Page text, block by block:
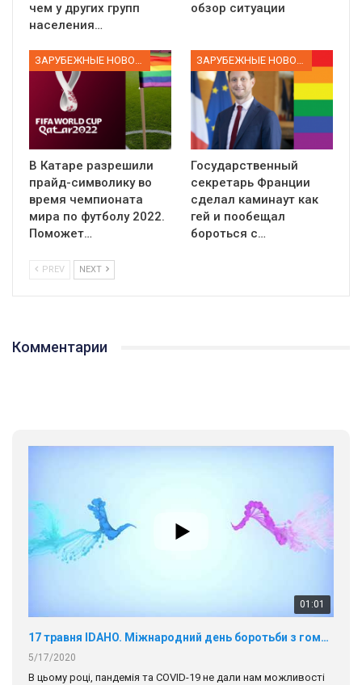
чем у других групп
населения…
обзор ситуации
ЗАРУБЕЖНЫЕ НОВОСТИ
В Катаре разрешили
прайд-символику во
время чемпионата
мира по футболу 2022.
Поможет…
ЗАРУБЕЖНЫЕ НОВОСТИ
Государственный
секретарь Франции
сделал каминаут как
гей и пообещал
бороться с…
PREV NEXT
Комментарии
01:01
17 травня IDAHO. Міжнародний день боротьби з гомофобією трансфобією і біфобія.
5/17/2020
В цьому році, пандемія та COVІD-19 не дали нам можливості